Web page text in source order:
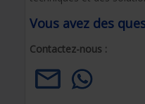
Vous avez des
Contactez-nous :